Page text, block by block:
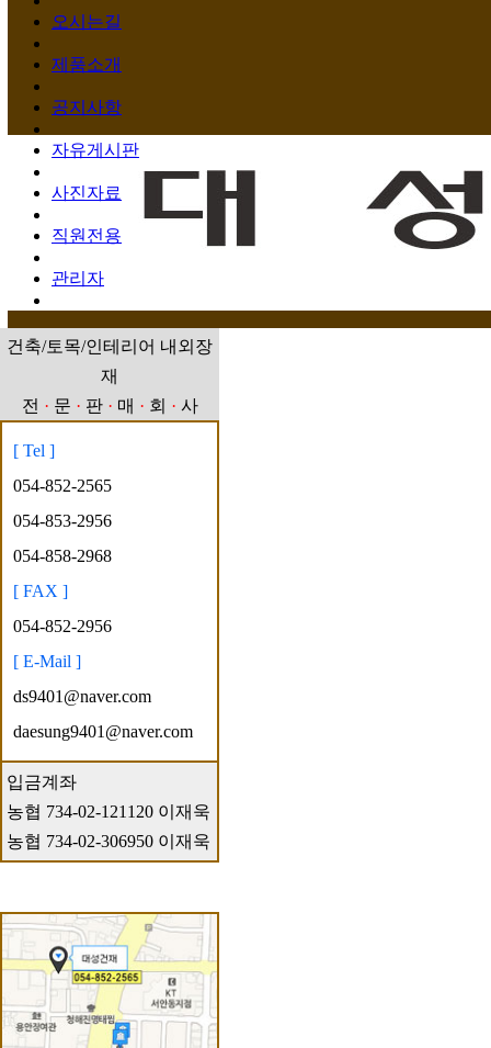
오시는길
제품소개
공지사항
자유게시판
사진자료
직원전용
관리자
건축/토목/인테리어 내외장
재
전 · 문 · 판 · 매 · 회 · 사
[ Tel ]
054-852-2565
054-853-2956
054-858-2968
[ FAX ]
054-852-2956
[ E-Mail ]
ds9401@naver.com
daesung9401@naver.com
입금계좌
농협 734-02-121120 이재욱
농협 734-02-306950 이재욱